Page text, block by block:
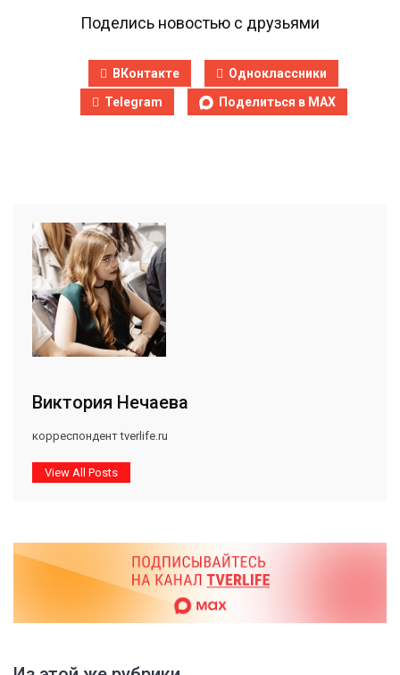
Поделись новостью с друзьями
ВКонтакте
Одноклассники
Telegram
Поделиться в MAX
Виктория Нечаева
корреспондент tverlife.ru
View All Posts